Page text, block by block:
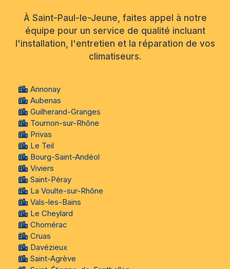
À Saint-Paul-le-Jeune, faites appel à notre
équipe pour un service de qualité incluant
l'installation, l'entretien et la réparation de vos
climatiseurs.
Annonay
Aubenas
Guilherand-Granges
Tournon-sur-Rhône
Privas
Le Teil
Bourg-Saint-Andéol
Viviers
Saint-Péray
La Voulte-sur-Rhône
Vals-les-Bains
Le Cheylard
Chomérac
Cruas
Davézieux
Saint-Agrève